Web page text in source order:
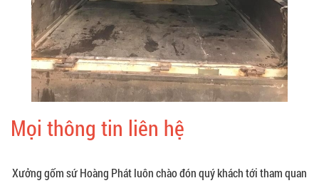
Mọi thông tin liên hệ
Xưởng gốm sứ Hoàng Phát luôn chào đón quý khách tới tham quan